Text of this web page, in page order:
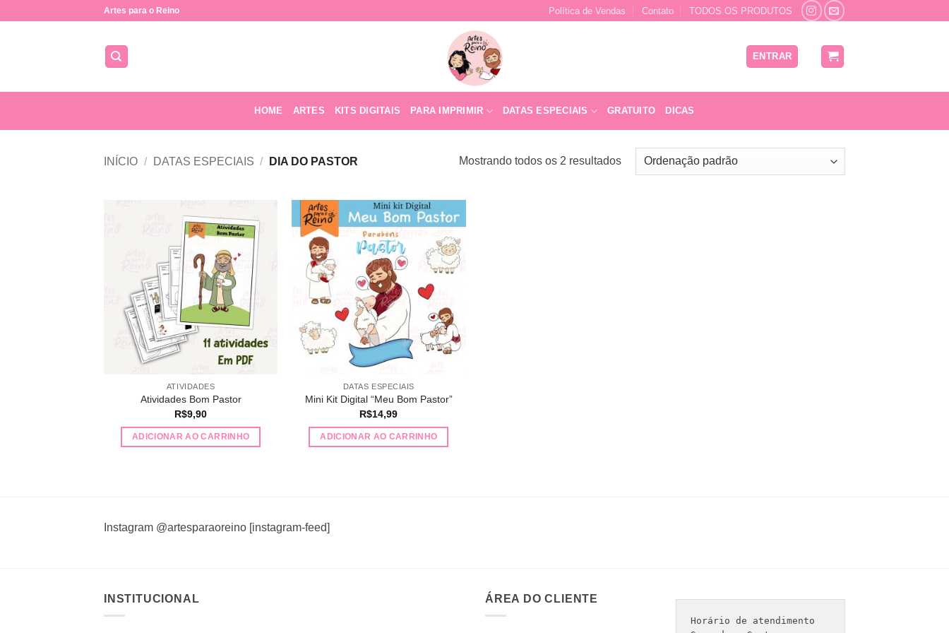
Artes para o Reino Política de Vendas Contato TODOS OS PRODUTOS
ENTRAR
HOME ARTES KITS DIGITAIS PARA IMPRIMIR DATAS ESPECIAIS GRATUITO DICAS
INÍCIO / DATAS ESPECIAIS / DIA DO PASTOR Mostrando todos os 2 resultados
Adicionar
a lista de
desejos
ATIVIDADES
Atividades Bom Pastor
R$9,90
ADICIONAR AO CARRINHO
Adicionar
a lista de
desejos
DATAS ESPECIAIS
Mini Kit Digital “Meu Bom Pastor”
R$14,99
ADICIONAR AO CARRINHO
Instagram @artesparaoreino [instagram-feed]
INSTITUCIONAL ÁREA DO CLIENTE
Horário de atendimento